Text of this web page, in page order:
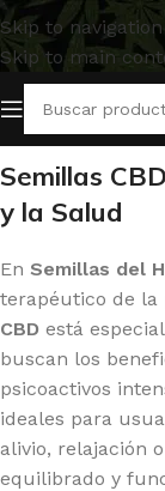
Skip to navigation
Skip to main
Inicio/Semillas
Semillas
y la Salud
En Semillas del
terapéutico de la
CBD está
buscan los
psicoactivos
ideales para
alivio, relajación
equilibrado y